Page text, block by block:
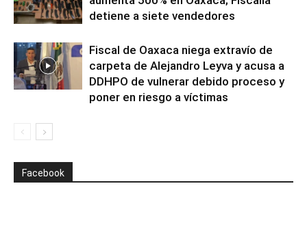
detiene a siete vendedores
Fiscal de Oaxaca niega extravío de
carpeta de Alejandro Leyva y acusa a
DDHPO de vulnerar debido proceso y
poner en riesgo a víctimas
Facebook